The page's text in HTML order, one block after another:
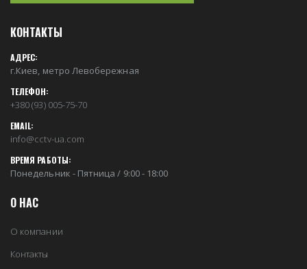
КОНТАКТЫ
АДРЕС:
г.Киев, метро Левобережная
ТЕЛЕФОН:
+380 (93) 005-75-70
EMAIL:
info@cctv-ua.com
ВРЕМЯ РАБОТЫ:
Понедельник - Пятница / 9:00 - 18:00
О НАС
О компании
Контакты